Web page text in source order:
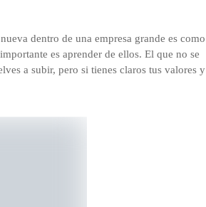
dentro de una empresa grande es como
es aprender de ellos. El que no se
a subir, pero si tienes claros tus valores y